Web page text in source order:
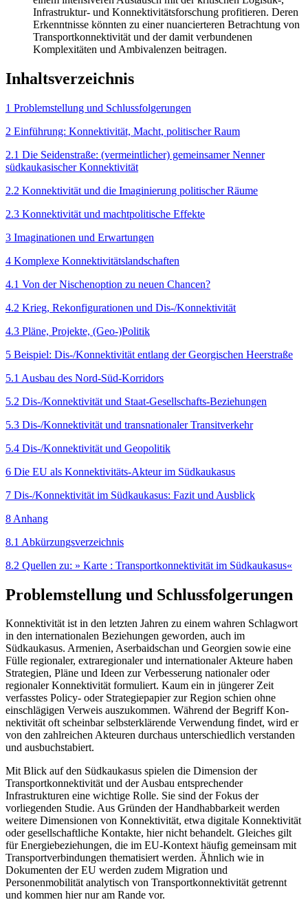
Infrastruktur- und Konnektivitätsforschung profitieren. Deren
Erkenntnisse könnten zu einer nuancierteren Betrachtung von
Transportkonnektivität und der damit verbundenen
Komplexitäten und Ambivalenzen beitragen.
Inhaltsverzeichnis
1 Problemstellung und Schlussfolgerungen
2 Einführung: Konnektivität, Macht, politischer Raum
2.1 Die Seidenstraße: (vermeintlicher) gemeinsamer Nenner
südkaukasischer Konnektivität
2.2 Konnektivität und die Imaginierung politischer Räume
2.3 Konnektivität und machtpolitische Effekte
3 Imaginationen und Erwartungen
4 Komplexe Konnektivitätslandschaften
4.1 Von der Nischenoption zu neuen Chancen?
4.2 Krieg, Rekonfigurationen und Dis‑/Konnektivität
4.3 Pläne, Projekte, (Geo-)Politik
5 Beispiel: Dis-/Konnektivität entlang der Georgischen Heerstraße
5.1 Ausbau des Nord-Süd-Korridors
5.2 Dis-/Konnektivität und Staat-Gesellschafts-Beziehungen
5.3 Dis-/Konnektivität und transnationaler Transitverkehr
5.4 Dis-/Konnektivität und Geopolitik
6 Die EU als Konnektivitäts-Akteur im Südkaukasus
7 Dis-/Konnektivität im Südkaukasus: Fazit und Ausblick
8 Anhang
8.1 Abkürzungsverzeichnis
8.2 Quellen zu: » Karte : Transport­konnektivität im Südkaukasus«
Problemstellung und Schlussfolgerungen
Konnektivität ist in den letzten Jahren zu einem wahren Schlagwort
in den internationalen Beziehungen geworden, auch im
Südkaukasus. Armenien, Aserbaidschan und Georgien sowie eine
Fülle regio­naler, extraregionaler und internationaler Akteure haben
Strategien, Pläne und Ideen zur Verbesserung nationaler oder
regionaler Konnektivität formuliert. Kaum ein in jüngerer Zeit
verfasstes Policy- oder Strategiepapier zur Region schien ohne
einschlägigen Verweis auszukommen. Während der Begriff Kon­
nektivität oft scheinbar selbsterklärende Verwendung findet, wird er
von den zahlreichen Akteuren durch­aus unterschiedlich verstanden
und ausbuchstabiert.
Mit Blick auf den Südkaukasus spielen die Dimension der
Transportkonnektivität und der Ausbau ent­sprechender
Infrastrukturen eine wichtige Rolle. Sie sind der Fokus der
vorliegenden Studie. Aus Gründen der Handhabbarkeit werden
weitere Dimensionen von Konnektivität, etwa digitale Konnektivität
oder gesellschaftliche Kontakte, hier nicht behandelt. Gleiches gilt
für Energiebeziehungen, die im EU-Kon­text häufig gemeinsam mit
Transportverbindungen thematisiert werden. Ähnlich wie in
Dokumenten der EU werden zudem Migration und
Personenmobilität analytisch von Transportkonnektivität getrennt
und kommen hier nur am Rande vor.